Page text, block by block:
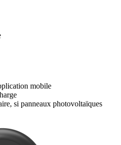
mobile
si panneaux photovoltaïques